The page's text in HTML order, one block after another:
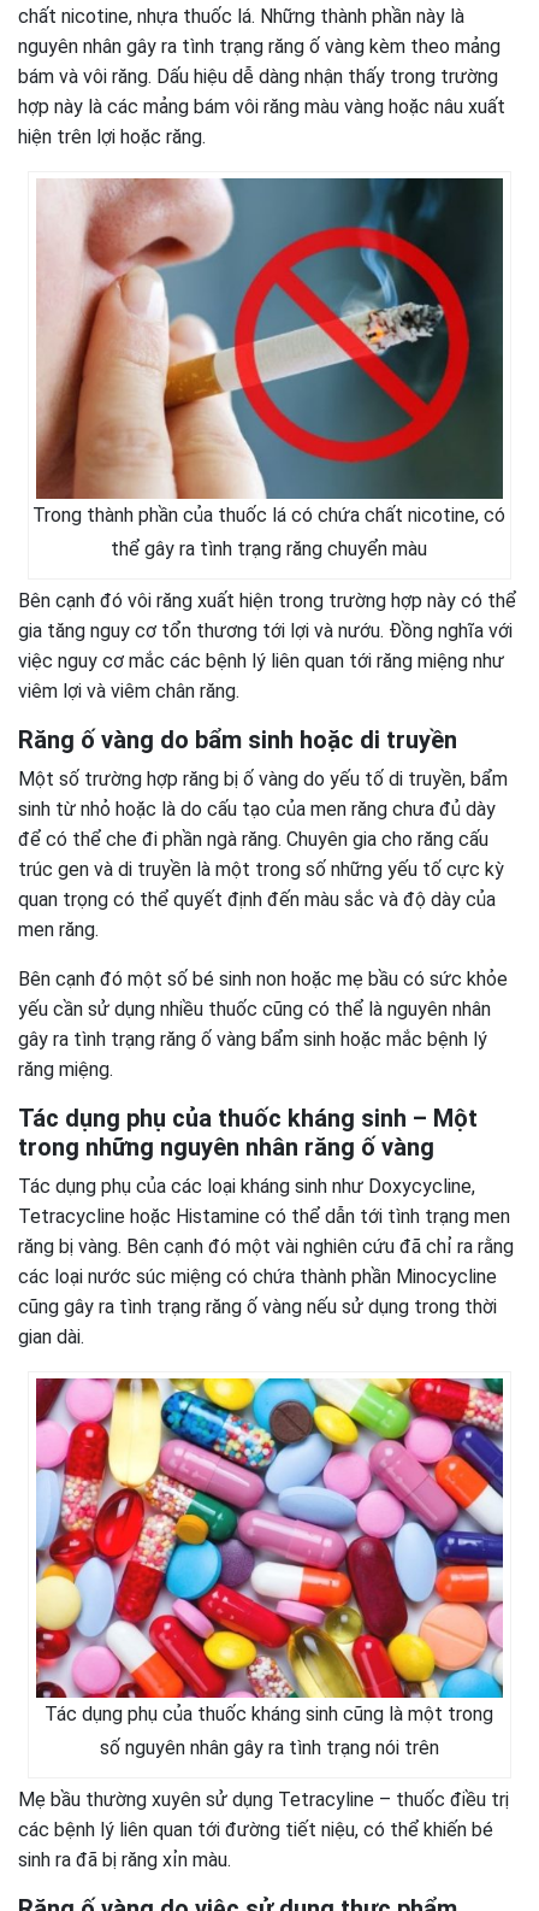
chất nicotine, nhựa thuốc lá. Những thành phần này là
nguyên nhân gây ra tình trạng răng ố vàng kèm theo mảng
bám và vôi răng. Dấu hiệu dễ dàng nhận thấy trong trường
hợp này là các mảng bám vôi răng màu vàng hoặc nâu xuất
hiện trên lợi hoặc răng.
Trong thành phần của thuốc lá có chứa chất nicotine, có
thể gây ra tình trạng răng chuyển màu
Bên cạnh đó vôi răng xuất hiện trong trường hợp này có thể
gia tăng nguy cơ tổn thương tới lợi và nướu. Đồng nghĩa với
việc nguy cơ mắc các bệnh lý liên quan tới răng miệng như
viêm lợi và viêm chân răng.
Răng ố vàng do bẩm sinh hoặc di truyền
Một số trường hợp răng bị ố vàng do yếu tố di truyền, bẩm
sinh từ nhỏ hoặc là do cấu tạo của men răng chưa đủ dày
để có thể che đi phần ngà răng. Chuyên gia cho răng cấu
trúc gen và di truyền là một trong số những yếu tố cực kỳ
quan trọng có thể quyết định đến màu sắc và độ dày của
men răng.
Bên cạnh đó một số bé sinh non hoặc mẹ bầu có sức khỏe
yếu cần sử dụng nhiều thuốc cũng có thể là nguyên nhân
gây ra tình trạng răng ố vàng bẩm sinh hoặc mắc bệnh lý
răng miệng.
Tác dụng phụ của thuốc kháng sinh – Một
trong những nguyên nhân răng ố vàng
Tác dụng phụ của các loại kháng sinh như Doxycycline,
Tetracycline hoặc Histamine có thể dẫn tới tình trạng men
răng bị vàng. Bên cạnh đó một vài nghiên cứu đã chỉ ra rằng
các loại nước súc miệng có chứa thành phần Minocycline
cũng gây ra tình trạng răng ố vàng nếu sử dụng trong thời
gian dài.
Tác dụng phụ của thuốc kháng sinh cũng là một trong
số nguyên nhân gây ra tình trạng nói trên
Mẹ bầu thường xuyên sử dụng Tetracyline – thuốc điều trị
các bệnh lý liên quan tới đường tiết niệu, có thể khiến bé
sinh ra đã bị răng xỉn màu.